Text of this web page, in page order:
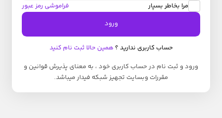
مرا بخاطر بسپار
فراموشی رمز عبور
ورود
حساب کاربری ندارید ؟ همین حالا ثبت نام کنید
ورود و ثبت نام در حساب کاربری خود ، به معنای پذیرش قوانین و
مقررات وبسایت تجهیز شبکه فیدار میباشد.